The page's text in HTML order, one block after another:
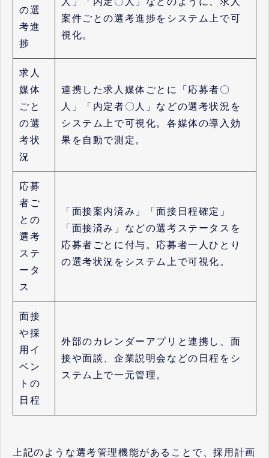
の選
考進
捗
案件ごとの選考進捗をシステム上で可
視化。
求人
媒体
ごと
の選
考状
況
連携した求人媒体ごとに「応募者〇
人」「内定者〇人」などの選考状況を
システム上で可視化。各媒体の導入効
果を自動で測定。
応募
者ご
との
選考
ステ
ータ
ス
「面接案内済み」「面接日程確定」
「面接済み」などの選考ステータスを
応募者ごとに付与。応募者一人ひとり
の選考状況をシステム上で可視化。
面接
や採
用イ
ベン
トの
日程
外部のカレンダーアプリと連携し、面
接や面談、企業説明会などの日程をシ
ステム上で一元管理。
上記のような選考管理機能があることで、採用計画